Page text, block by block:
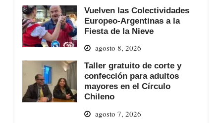
Vuelven las Colectividades
Europeo-Argentinas a la
Fiesta de la Nieve
agosto 8, 2026
Taller gratuito de corte y
confección para adultos
mayores en el Círculo
Chileno
agosto 7, 2026